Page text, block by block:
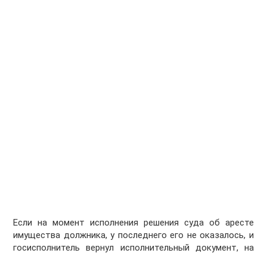
Если на момент исполнения решения суда об аресте
имущества должника, у последнего его не оказалось, и
госисполнитель вернул исполнительный документ, на